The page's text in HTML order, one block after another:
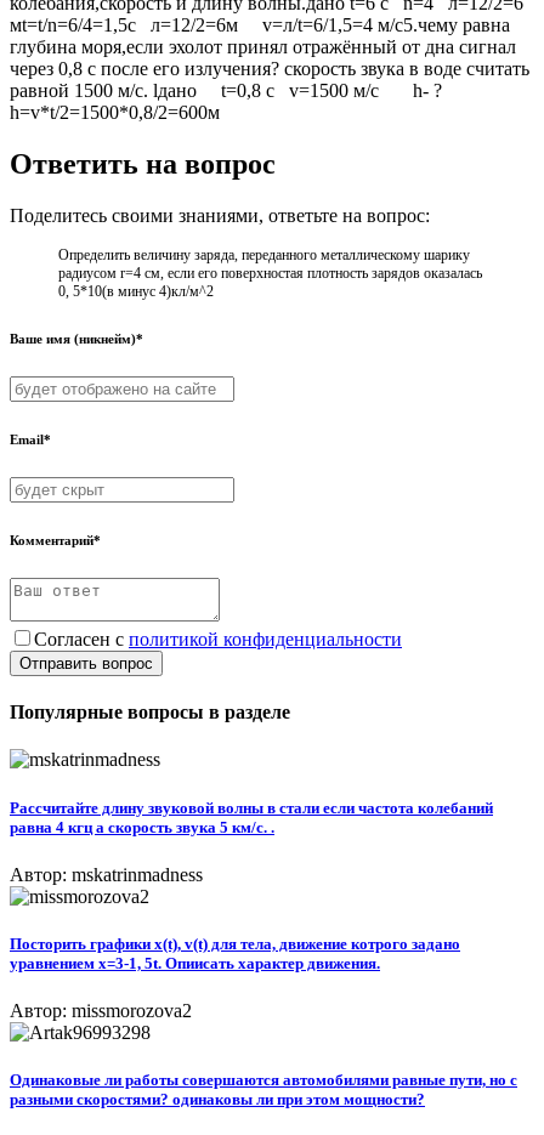
мt=t/n=6/4=1,5с л=12/2=6м v=л/t=6/1,5=4 м/с5.чему равна
глубина моря,если эхолот принял отражённый от дна сигнал
через 0,8 с после его излучения? скорость звука в воде считать
равной 1500 м/с. lдано t=0,8 с v=1500 м/с h- ?
h=v*t/2=1500*0,8/2=600м
Ответить на вопрос
Поделитесь своими знаниями, ответьте на вопрос:
Определить величину заряда, переданного металлическому шарику
радиусом r=4 см, если его поверхностая плотность зарядов оказалась
0, 5*10(в минус 4)кл/м^2
Ваше имя (никнейм)*
Email*
Комментарий*
Согласен с политикой конфиденциальности
Отправить вопрос
Популярные вопросы в разделе
Рассчитайте длину звуковой волны в стали если частота колебаний
равна 4 кгц а скорость звука 5 км/с. .
Автор: mskatrinmadness
Посторить графики x(t), v(t) для тела, движение котрого задано
уравнением x=3-1, 5t. Опиисать характер движения.
Автор: missmorozova2
Одинаковые ли работы совершаются автомобилями равные пути, но с
разными скоростями? одинаковы ли при этом мощности?​